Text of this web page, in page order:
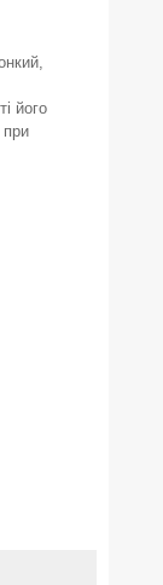
його
при